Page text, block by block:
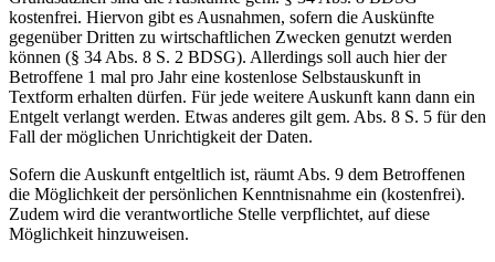
kostenfrei. Hiervon gibt es Ausnahmen, sofern die Auskünfte
gegenüber Dritten zu wirtschaftlichen Zwecken genutzt werden
können (§ 34 Abs. 8 S. 2 BDSG). Allerdings soll auch hier der
Betroffene 1 mal pro Jahr eine kostenlose Selbstauskunft in
Textform erhalten dürfen. Für jede weitere Auskunft kann dann ein
Entgelt verlangt werden. Etwas anderes gilt gem. Abs. 8 S. 5 für den
Fall der möglichen Unrichtigkeit der Daten.
Sofern die Auskunft entgeltlich ist, räumt Abs. 9 dem Betroffenen
die Möglichkeit der persönlichen Kenntnisnahme ein (kostenfrei).
Zudem wird die verantwortliche Stelle verpflichtet, auf diese
Möglichkeit hinzuweisen.